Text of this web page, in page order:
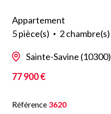
Appartement
5 pièce(s)
2 chambre(s)
Sainte-Savine (10300)
77 900 €
Référence 3620